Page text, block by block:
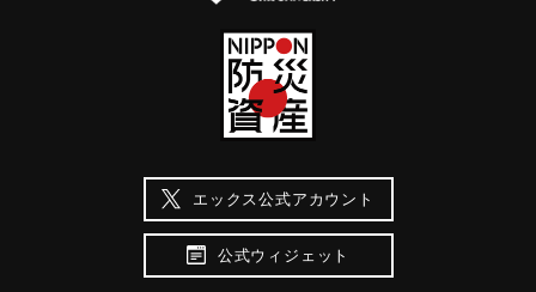
エックス公式アカウント
公式ウィジェット